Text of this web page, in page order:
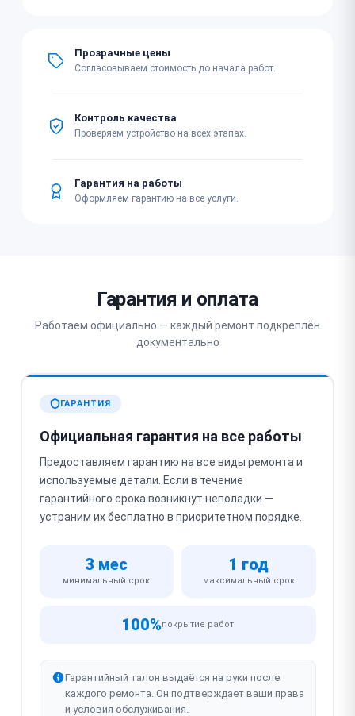
Прозрачные цены
Согласовываем стоимость до начала работ.
Контроль качества
Проверяем устройство на всех этапах.
Гарантия на работы
Оформляем гарантию на все услуги.
Гарантия и оплата
Работаем официально — каждый ремонт подкреплён
документально
ГАРАНТИЯ
Официальная гарантия на все работы
Предоставляем гарантию на все виды ремонта и
используемые детали. Если в течение
гарантийного срока возникнут неполадки —
устраним их бесплатно в приоритетном порядке.
3 мес
минимальный срок
1 год
максимальный срок
100%покрытие работ
Гарантийный талон выдаётся на руки после
каждого ремонта. Он подтверждает ваши права
и условия обслуживания.